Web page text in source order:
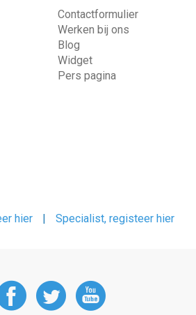
Contactformulier
Werken bij ons
Blog
Widget
Pers pagina
hier | Specialist, registeer hier